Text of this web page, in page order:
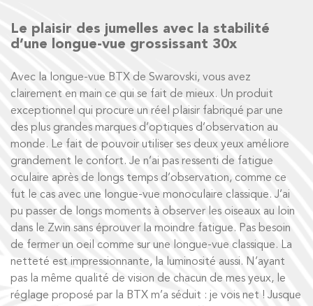
Le plaisir des jumelles avec la stabilité
d’une longue-vue grossissant 30x
Avec la longue-vue BTX de Swarovski, vous avez
clairement en main ce qui se fait de mieux. Un produit
exceptionnel qui procure un réel plaisir fabriqué par une
des plus grandes marques d’optiques d’observation au
monde. Le fait de pouvoir utiliser ses deux yeux améliore
grandement le confort. Je n’ai pas ressenti de fatigue
oculaire après de longs temps d’observation, comme ce
fut le cas avec une longue-vue monoculaire classique. J’ai
pu passer de longs moments à observer les oiseaux au loin
dans le Zwin sans éprouver la moindre fatigue. Pas besoin
de fermer un oeil comme sur une longue-vue classique. La
netteté est impressionnante, la luminosité aussi. N’ayant
pas la même qualité de vision de chacun de mes yeux, le
réglage proposé par la BTX m’a séduit : je vois net ! Jusque